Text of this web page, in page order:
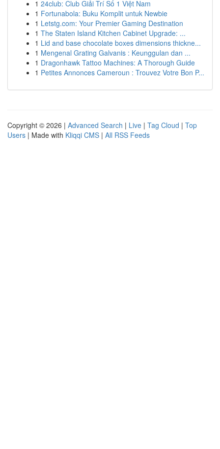
1 24club: Club Giải Trí Số 1 Việt Nam
1 Fortunabola: Buku Komplit untuk Newbie
1 Letstg.com: Your Premier Gaming Destination
1 The Staten Island Kitchen Cabinet Upgrade: ...
1 Lid and base chocolate boxes dimensions thickne...
1 Mengenal Grating Galvanis : Keunggulan dan ...
1 Dragonhawk Tattoo Machines: A Thorough Guide
1 Petites Annonces Cameroun : Trouvez Votre Bon P...
Copyright © 2026 | Advanced Search | Live | Tag Cloud | Top
Users | Made with Kliqqi CMS | All RSS Feeds